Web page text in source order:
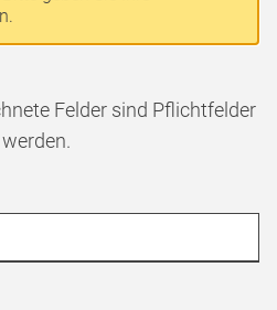
Felder sind Pflichtfelder